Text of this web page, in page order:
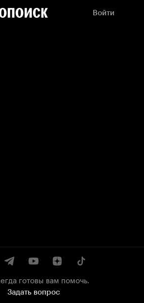
Войти
готовы вам помочь.
Задать вопрос